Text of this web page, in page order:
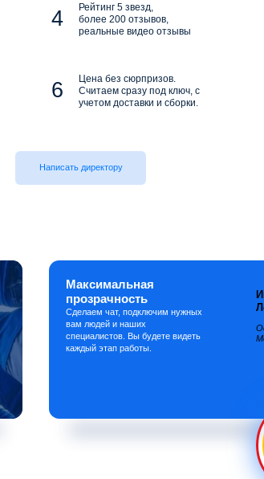
Рейтинг 5 звезд,
более 200 отзывов,
реальные видео отзывы
Цена без сюрпризов.
Считаем сразу под ключ, с
учетом доставки и сборки.
Написать директору
Максимальная
прозрачность
Сделаем чат, подключим нужных
вам людей и наших
специалистов. Вы будете видеть
каждый этап работы.